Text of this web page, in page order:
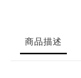
商品描述